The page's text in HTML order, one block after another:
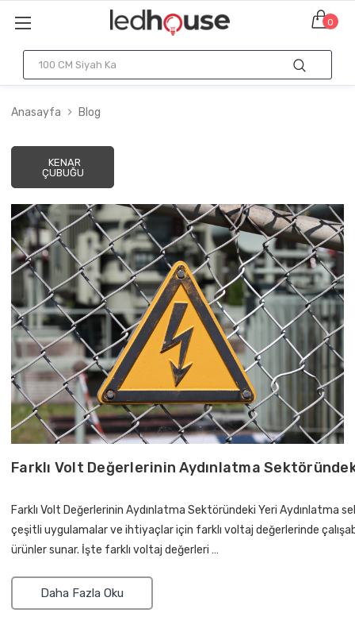
0
Anasayfa Blog
KENAR
ÇUBUĞU
Farklı Volt Değerlerinin Aydınlatma
Farklı Volt Değerlerinin Aydınlatma Sektöründeki Yeri Aydınlatma
çeşitli uygulamalar ve ihtiyaçlar için farklı voltaj değerlerinde
ürünler sunar. İşte farklı voltaj değerleri …
Daha Fazla Oku